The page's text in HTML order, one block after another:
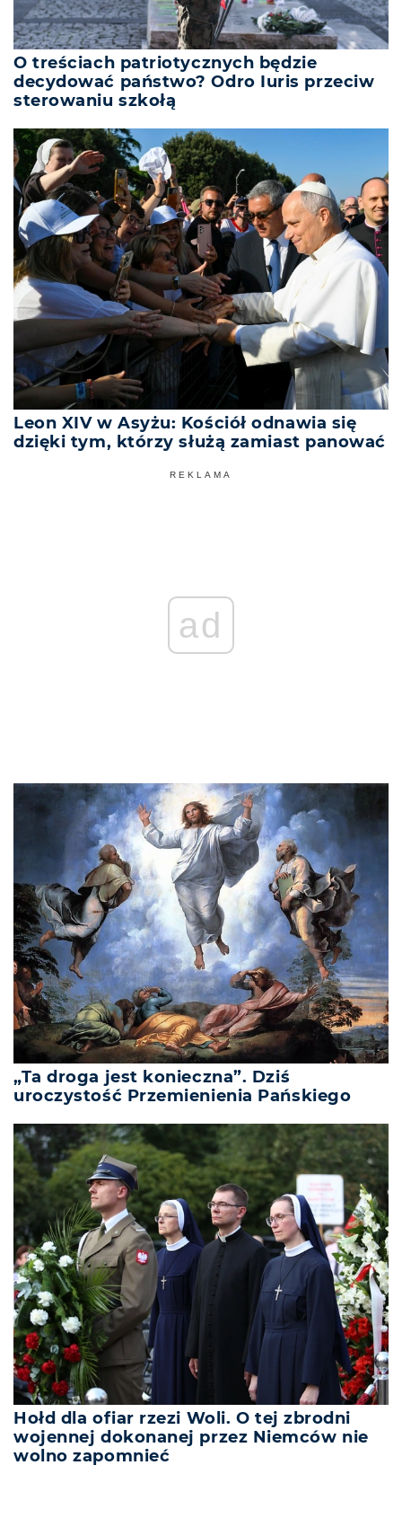
O treściach patriotycznych będzie
decydować państwo? Odro Iuris przeciw
sterowaniu szkołą
Leon XIV w Asyżu: Kościół odnawia się
dzięki tym, którzy służą zamiast panować
REKLAMA
ad
„Ta droga jest konieczna”. Dziś
uroczystość Przemienienia Pańskiego
Hołd dla ofiar rzezi Woli. O tej zbrodni
wojennej dokonanej przez Niemców nie
wolno zapomnieć